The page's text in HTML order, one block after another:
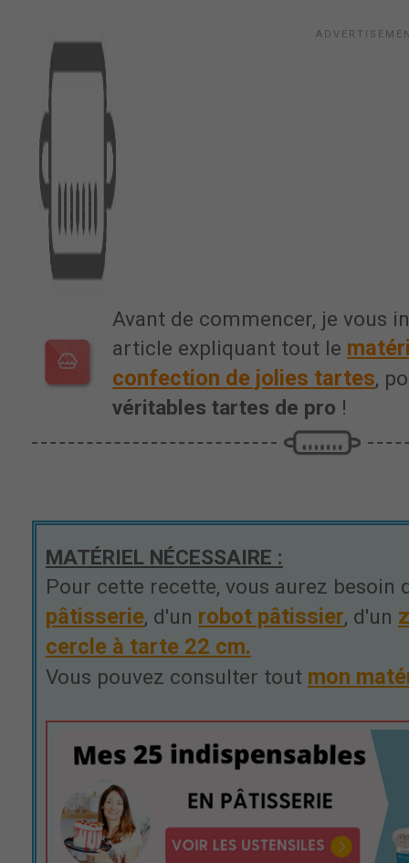
Avant de commencer, je vous
article expliquant tout le
confection de jolies tartes,
véritables tartes de pro !
MATÉRIEL NÉCESSAIRE :
Pour cette recette, vous aurez besoin
pâtisserie, d'un robot pâtissier, d'un
cercle à tarte 22 cm.
Vous pouvez consulter tout mon